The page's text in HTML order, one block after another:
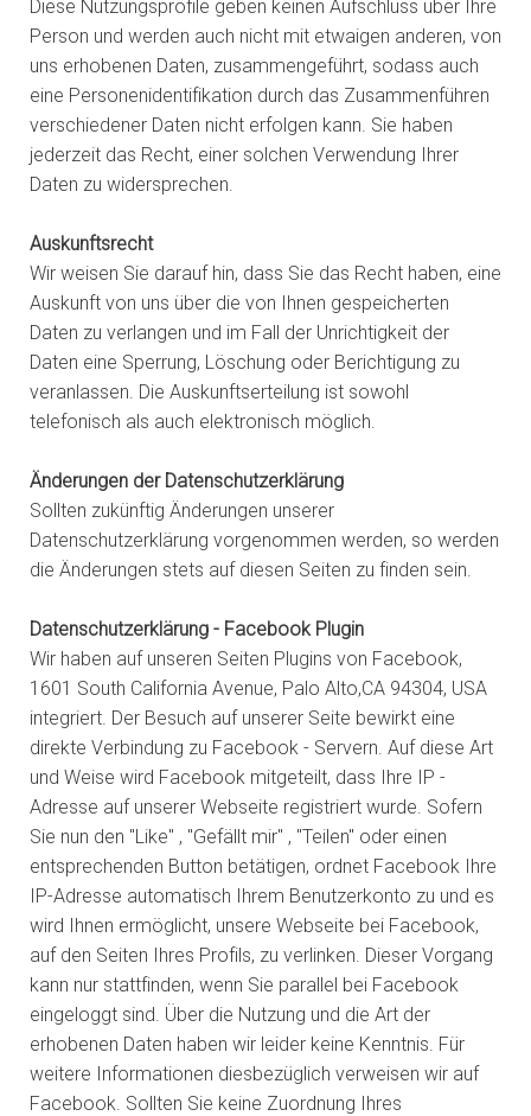
Diese Nutzungsprofile geben keinen Aufschluss über Ihre
Person und werden auch nicht mit etwaigen anderen, von
uns erhobenen Daten, zusammengeführt, sodass auch
eine Personenidentifikation durch das Zusammenführen
verschiedener Daten nicht erfolgen kann. Sie haben
jederzeit das Recht, einer solchen Verwendung Ihrer
Daten zu widersprechen.
Auskunftsrecht
Wir weisen Sie darauf hin, dass Sie das Recht haben, eine
Auskunft von uns über die von Ihnen gespeicherten
Daten zu verlangen und im Fall der Unrichtigkeit der
Daten eine Sperrung, Löschung oder Berichtigung zu
veranlassen. Die Auskunftserteilung ist sowohl
telefonisch als auch elektronisch möglich.
Änderungen der Datenschutzerklärung
Sollten zukünftig Änderungen unserer
Datenschutzerklärung vorgenommen werden, so werden
die Änderungen stets auf diesen Seiten zu finden sein.
Datenschutzerklärung - Facebook Plugin
Wir haben auf unseren Seiten Plugins von Facebook,
1601 South California Avenue, Palo Alto,CA 94304, USA
integriert. Der Besuch auf unserer Seite bewirkt eine
direkte Verbindung zu Facebook - Servern. Auf diese Art
und Weise wird Facebook mitgeteilt, dass Ihre IP -
Adresse auf unserer Webseite registriert wurde. Sofern
Sie nun den "Like" , "Gefällt mir" , "Teilen" oder einen
entsprechenden Button betätigen, ordnet Facebook Ihre
IP-Adresse automatisch Ihrem Benutzerkonto zu und es
wird Ihnen ermöglicht, unsere Webseite bei Facebook,
auf den Seiten Ihres Profils, zu verlinken. Dieser Vorgang
kann nur stattfinden, wenn Sie parallel bei Facebook
eingeloggt sind. Über die Nutzung und die Art der
erhobenen Daten haben wir leider keine Kenntnis. Für
weitere Informationen diesbezüglich verweisen wir auf
Facebook. Sollten Sie keine Zuordnung Ihres